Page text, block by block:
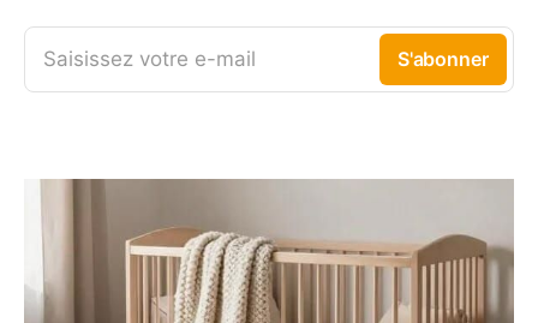
Saisissez votre e-mail S'abonner